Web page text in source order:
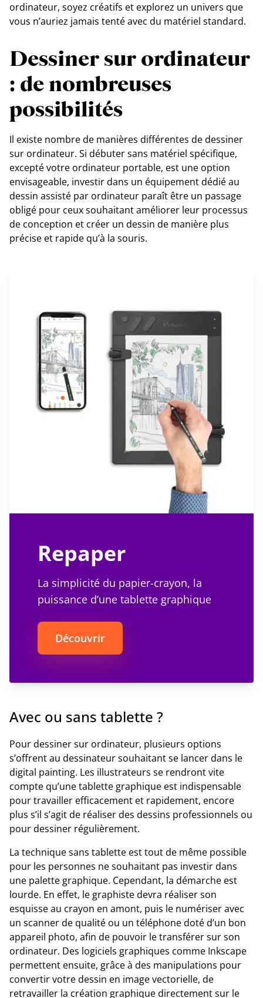
ordinateur, soyez créatifs et explorez un univers que
vous n’auriez jamais tenté avec du matériel standard.
Dessiner sur ordinateur
: de nombreuses
possibilités
Il existe nombre de manières différentes de dessiner
sur ordinateur. Si débuter sans matériel spécifique,
excepté votre ordinateur portable, est une option
envisageable, investir dans un équipement dédié au
dessin assisté par ordinateur paraît être un passage
obligé pour ceux souhaitant améliorer leur processus
de conception et créer un dessin de manière plus
précise et rapide qu’à la souris.
Repaper
La simplicité du papier-crayon, la
puissance d’une tablette graphique
Découvrir
Avec ou sans tablette ?
Pour dessiner sur ordinateur, plusieurs options
s’offrent au dessinateur souhaitant se lancer dans le
digital painting. Les illustrateurs se rendront vite
compte qu’une tablette graphique est indispensable
pour travailler efficacement et rapidement, encore
plus s’il s’agit de réaliser des dessins professionnels ou
pour dessiner régulièrement.
La technique sans tablette est tout de même possible
pour les personnes ne souhaitant pas investir dans
une palette graphique. Cependant, la démarche est
lourde. En effet, le graphiste devra réaliser son
esquisse au crayon en amont, puis le numériser avec
un scanner de qualité ou un téléphone doté d’un bon
appareil photo, afin de pouvoir le transférer sur son
ordinateur. Des logiciels graphiques comme Inkscape
permettent ensuite, grâce à des manipulations pour
convertir votre dessin en image vectorielle, de
retravailler la création graphique directement sur le